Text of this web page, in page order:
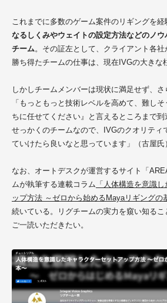
これまでに多数のゲーム案件のリギングを経
なるしくみやウェイトの設定方法などのノ
チーム。その証左として、クライアント各
勝ち得たチームの仕事は、現在IVGの大きな
しかしチームメンバーは現状に満足せず、さ
「もっともっと技術レベルを高めて、難し
ちに任せてください』と言えるところまで到
せっかくのチームなので、IVGのクオリティ
ていけたら良いなと思っています」（古屋氏
なお、オートデスクが運営するサイト「
ムが執筆する連載コラム 「人体構造を意識
ップ方法 ～ゼロから始めるMayaリギングの
続いている。リグチームの実力を窺い知る
ご一読いただきたい。